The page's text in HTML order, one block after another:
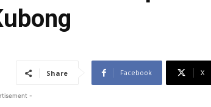
Share Facebook X
-